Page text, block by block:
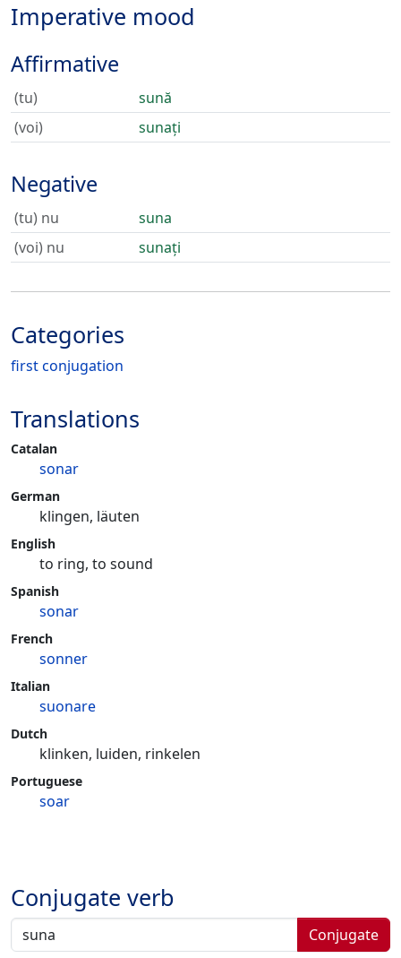
Imperative mood
Affirmative
(tu)
sună
(voi)
sunați
Negative
(tu) nu
suna
(voi) nu
sunați
Categories
first conjugation
Translations
Catalan
sonar
German
klingen, läuten
English
to ring, to sound
Spanish
sonar
French
sonner
Italian
suonare
Dutch
klinken, luiden, rinkelen
Portuguese
soar
Conjugate verb
Conjugate